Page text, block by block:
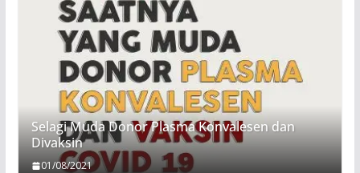
Selagi Muda Donor Plasma Konvalesen dan
Divaksin
01/08/2021